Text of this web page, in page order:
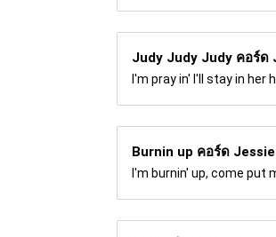
Judy Judy Judy คอร์ด
I'm pray in' I'll stay in
Burnin up คอร์ด
I'm burnin' up, come put